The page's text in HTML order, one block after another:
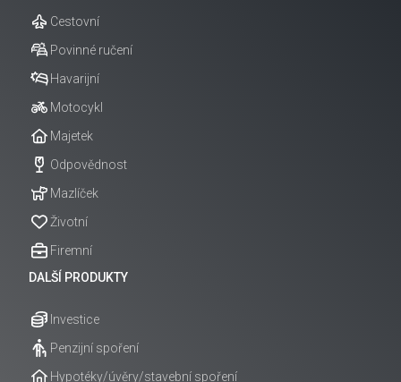
Cestovní
Povinné ručení
Havarijní
Motocykl
Majetek
Odpovědnost
Mazlíček
Životní
Firemní
DALŠÍ PRODUKTY
Investice
Penzijní spoření
Hypotéky/úvěry/stavební spoření